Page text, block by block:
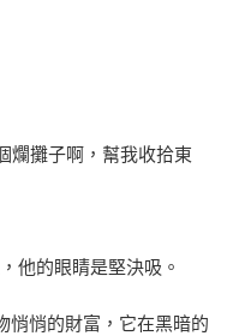
爛攤子啊，幫我收拾東
他的眼睛是堅決吸。
悄悄的財富，它在黑暗的